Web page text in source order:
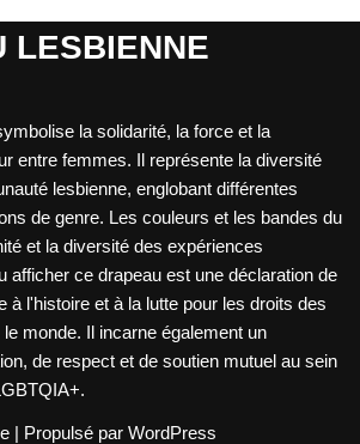
LESBIENNE
la solidarité, la force et la
entre femmes. Il représente la diversité
lesbienne, englobant différentes
de genre. Les couleurs et les bandes du
et la diversité des expériences
afficher ce drapeau est une déclaration de
à l'histoire et à la lutte pour les droits des
monde. Il incarne également un
de respect et de soutien mutuel au sein
| Propulsé par WordPress